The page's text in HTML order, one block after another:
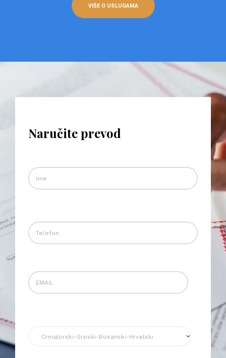
VIŠE O USLUGAMA
Naručite prevod